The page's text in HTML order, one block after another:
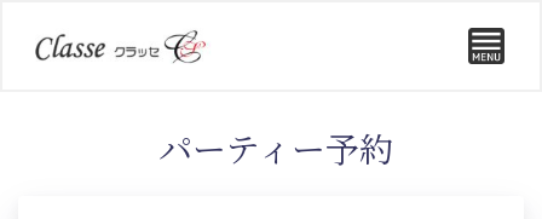
パーティー予約